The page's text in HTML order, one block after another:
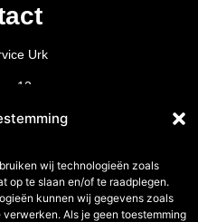
wij technologieën zoals
op te slaan en/of te raadplegen.
kunnen wij gegevens zoals
Als je geen toestemming
Urk
12